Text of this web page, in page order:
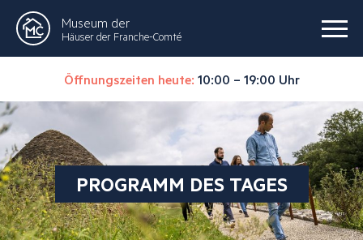
Museum der
Häuser der Franche-Comté
Öffnungszeiten heute: 10:00 – 19:00 Uhr
PROGRAMM DES TAGES